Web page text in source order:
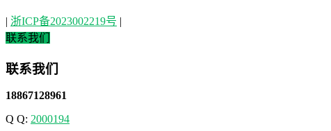
| 浙ICP备2023002219号 |
联系我们
联系我们
18867128961
Q Q: 2000194